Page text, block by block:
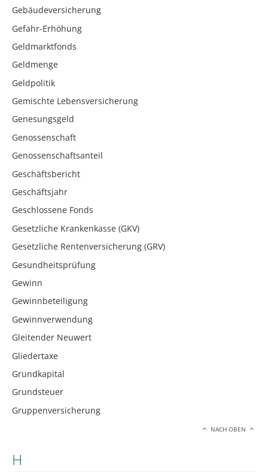
Gebäudeversicherung
Gefahr-Erhöhung
Geldmarktfonds
Geldmenge
Geldpolitik
Gemischte Lebensversicherung
Genesungsgeld
Genossenschaft
Genossenschaftsanteil
Geschäftsbericht
Geschäftsjahr
Geschlossene Fonds
Gesetzliche Krankenkasse (GKV)
Gesetzliche Rentenversicherung (GRV)
Gesundheitsprüfung
Gewinn
Gewinnbeteiligung
Gewinnverwendung
Gleitender Neuwert
Gliedertaxe
Grundkapital
Grundsteuer
Gruppenversicherung
NACH OBEN
H